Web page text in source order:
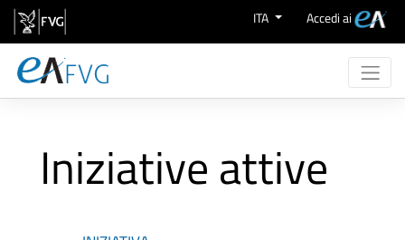
Salta al contenuto ITA Accedi ai
eProcurement
Supporto
Aree Merceologiche
Iniziative attive